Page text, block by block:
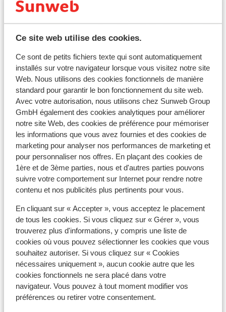
Ce site web utilise des cookies.
Ce sont de petits fichiers texte qui sont automatiquement
installés sur votre navigateur lorsque vous visitez notre site
Web. Nous utilisons des cookies fonctionnels de manière
standard pour garantir le bon fonctionnement du site web.
Avec votre autorisation, nous utilisons chez Sunweb Group
GmbH également des cookies analytiques pour améliorer
notre site Web, des cookies de préférence pour mémoriser
les informations que vous avez fournies et des cookies de
marketing pour analyser nos performances de marketing et
pour personnaliser nos offres. En plaçant des cookies de
1ère et de 3ème parties, nous et d'autres parties pouvons
suivre votre comportement sur Internet pour rendre notre
contenu et nos publicités plus pertinents pour vous.
En cliquant sur « Accepter », vous acceptez le placement
de tous les cookies. Si vous cliquez sur « Gérer », vous
trouverez plus d'informations, y compris une liste de
cookies où vous pouvez sélectionner les cookies que vous
souhaitez autoriser. Si vous cliquez sur « Cookies
nécessaires uniquement », aucun cookie autre que les
cookies fonctionnels ne sera placé dans votre
navigateur. Vous pouvez à tout moment modifier vos
préférences ou retirer votre consentement.
À proximité
Distance du centre-ville: environ 350 mètres
Distance jusqu'aux pistes de ski environ 0 mètres
Distance jusqu'aux remontées mécaniques
environ 200 mètres
Distance jusqu'a l'école de ski environ 300 mètres
Distance aux magasins les plus proches environ
350 mètres
Distance à la supérette la plus proche environ 350
Distance au restaurant le plus proche environ 350
mètres
Endroit calme
Forfait, cours et matériel de ski
Forfait remontées mécaniques